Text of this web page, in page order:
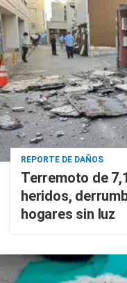
REPORTE DE DAÑOS
Terremoto de
heridos,
hogares sin luz